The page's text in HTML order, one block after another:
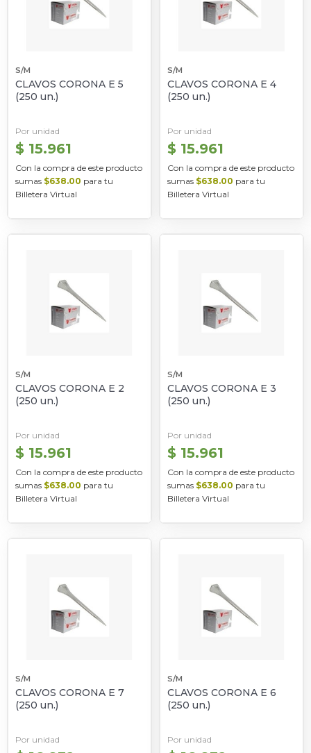
S/M
CLAVOS CORONA E 5
(250 un.)
Por unidad
$ 15.961
Con la compra de este producto
sumas $638.00 para tu
Billetera Virtual
S/M
CLAVOS CORONA E 4
(250 un.)
Por unidad
$ 15.961
Con la compra de este producto
sumas $638.00 para tu
Billetera Virtual
S/M
CLAVOS CORONA E 2
(250 un.)
Por unidad
$ 15.961
Con la compra de este producto
sumas $638.00 para tu
Billetera Virtual
S/M
CLAVOS CORONA E 3
(250 un.)
Por unidad
$ 15.961
Con la compra de este producto
sumas $638.00 para tu
Billetera Virtual
S/M
CLAVOS CORONA E 7
(250 un.)
Por unidad
S/M
CLAVOS CORONA E 6
(250 un.)
Por unidad